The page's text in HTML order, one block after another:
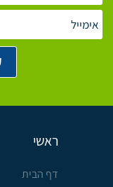
ראשי
דף הבית